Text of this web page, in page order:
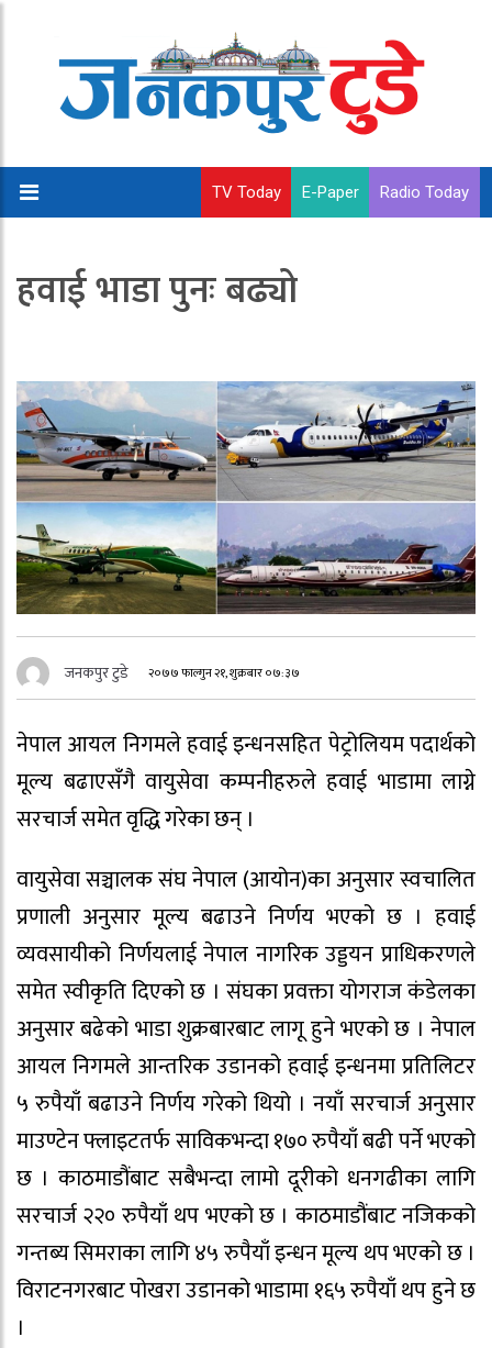
TV Today E-Paper Radio Today
हवाई भाडा पुनः बढ्यो
जनकपुर टुडे २०७७ फाल्गुन २१, शुक्रबार ०७:३७
नेपाल आयल निगमले हवाई इन्धनसहित पेट्रोलियम पदार्थको
मूल्य बढाएसँगै वायुसेवा कम्पनीहरुले हवाई भाडामा लाग्ने
सरचार्ज समेत वृद्धि गरेका छन् ।
वायुसेवा सञ्चालक संघ नेपाल (आयोन)का अनुसार स्वचालित
प्रणाली अनुसार मूल्य बढाउने निर्णय भएको छ । हवाई
व्यवसायीको निर्णयलाई नेपाल नागरिक उड्डयन प्राधिकरणले
समेत स्वीकृति दिएको छ । संघका प्रवक्ता योगराज कंडेलका
अनुसार बढेको भाडा शुक्रबारबाट लागू हुने भएको छ । नेपाल
आयल निगमले आन्तरिक उडानको हवाई इन्धनमा प्रतिलिटर
५ रुपैयाँ बढाउने निर्णय गरेको थियो । नयाँ सरचार्ज अनुसार
माउण्टेन फ्लाइटतर्फ साविकभन्दा १७० रुपैयाँ बढी पर्ने भएको
छ । काठमाडौंबाट सबैभन्दा लामो दूरीको धनगढीका लागि
सरचार्ज २२० रुपैयाँ थप भएको छ । काठमाडौंबाट नजिकको
गन्तब्य सिमराका लागि ४५ रुपैयाँ इन्धन मूल्य थप भएको छ ।
विराटनगरबाट पोखरा उडानको भाडामा १६५ रुपैयाँ थप हुने छ
।